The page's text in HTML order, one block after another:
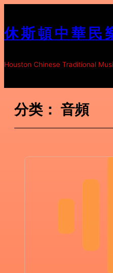
至
内
容
休斯頓中華民
Houston Chinese Traditional
分类： 音頻